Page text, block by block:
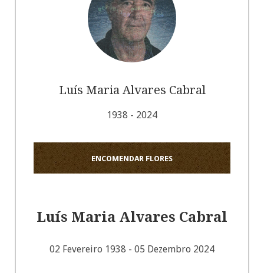
Luís Maria Alvares Cabral
1938 - 2024
ENCOMENDAR FLORES
Luís Maria Alvares Cabral
02 Fevereiro 1938 - 05 Dezembro 2024